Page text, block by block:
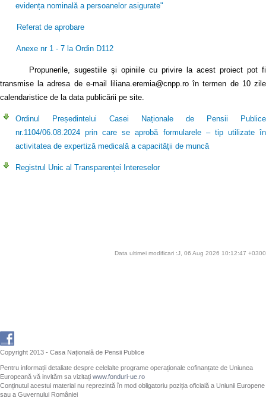
evidența nominală a persoanelor asigurate"
Referat de aprobare
Anexe nr 1 - 7 la Ordin D112
Propunerile, sugestiile şi opiniile cu privire la acest proiect pot fi
transmise la adresa de e-mail liliana.eremia@cnpp.ro în termen de 10 zile
calendaristice de la data publicării pe site.
Ordinul Președintelui Casei Naționale de Pensii Publice
nr.1104/06.08.2024 prin care se aprobă formularele – tip utilizate în
activitatea de expertiză medicală a capacității de muncă
Registrul Unic al Transparenței Intereselor
Data ultimei modificari :J, 06 Aug 2026 10:12:47 +0300
Copyright 2013 - Casa Națională de Pensii Publice
Pentru informații detaliate despre celelalte programe operaționale cofinanțate de Uniunea
Europeană vă invităm sa vizitați www.fonduri-ue.ro
Conținutul acestui material nu reprezintă în mod obligatoriu poziția oficială a Uniunii Europene
sau a Guvernului României